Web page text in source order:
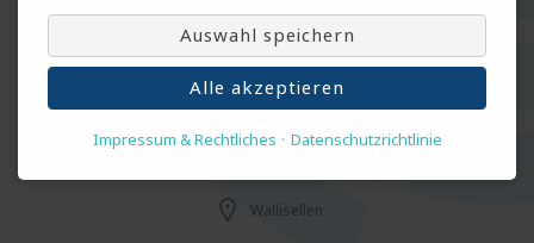
Luzern
Fest - Vollzeit
Wallisellen
Auswahl speichern
Alle akzeptieren
Impressum & Rechtliches Datenschutzrichtlinie